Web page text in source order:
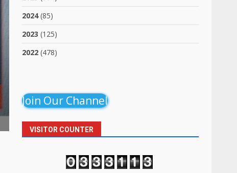
2024(85)
2023 (125)
2022 (478)
Join Our Channel
VISITOR COUNTER